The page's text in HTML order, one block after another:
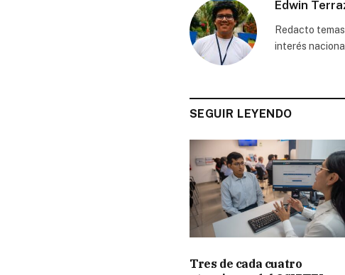
Edwin
Redacto
interés
SEGUIR LEYENDO
Tres de cada cuatro